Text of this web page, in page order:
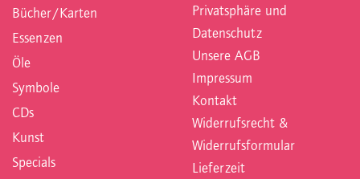
Bücher/Karten
Essenzen
Öle
Symbole
CDs
Kunst
Specials
Privatsphäre und
Datenschutz
Unsere AGB
Impressum
Kontakt
Widerrufsrecht &
Widerrufsformular
Lieferzeit